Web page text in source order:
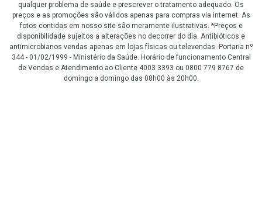
qualquer problema de saúde e prescrever o tratamento adequado. Os
preços e as promoções são válidos apenas para compras via internet. As
fotos contidas em nosso site são meramente ilustrativas. *Preços e
disponibilidade sujeitos a alterações no decorrer do dia. Antibióticos e
antimicrobianos vendas apenas em lojas físicas ou televendas. Portaria nº
344 - 01/02/1999 - Ministério da Saúde. Horário de funcionamento Central
de Vendas e Atendimento ao Cliente 4003 3393 ou 0800 779 8767 de
domingo a domingo das 08h00 às 20h00.